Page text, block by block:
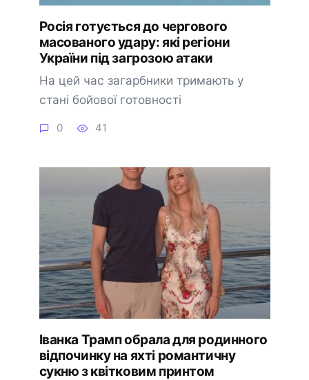
Росія готується до чергового
масованого удару: які регіони
України під загрозою атаки
На цей час загарбники тримають у
стані бойової готовності
0 41
Іванка Трамп обрала для родинного
відпочинку на яхті романтичну
сукню з квітковим принтом